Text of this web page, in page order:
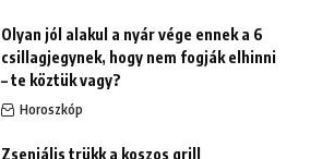
Olyan jól alakul a nyár vége ennek a 6
csillagjegynek, hogy nem fogják elhinni
– te köztük vagy?
Horoszkóp
Zseniális trükk a koszos grill